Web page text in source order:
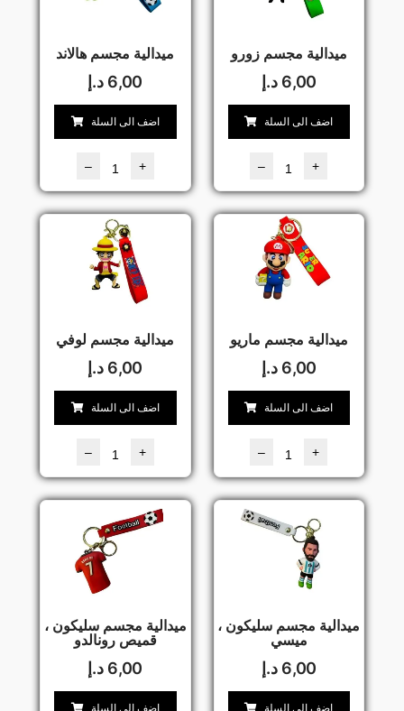
ميدالية مجسم هالاند
6,00 د.إ
اضف الى السلة
– +
ميدالية مجسم زورو
6,00 د.إ
اضف الى السلة
– +
ميدالية مجسم لوفي
6,00 د.إ
اضف الى السلة
– +
ميدالية مجسم ماريو
6,00 د.إ
اضف الى السلة
– +
ميدالية مجسم سليكون ،
قميص رونالدو
6,00 د.إ
اضف الى السلة
ميدالية مجسم سليكون ،
ميسي
6,00 د.إ
اضف الى السلة